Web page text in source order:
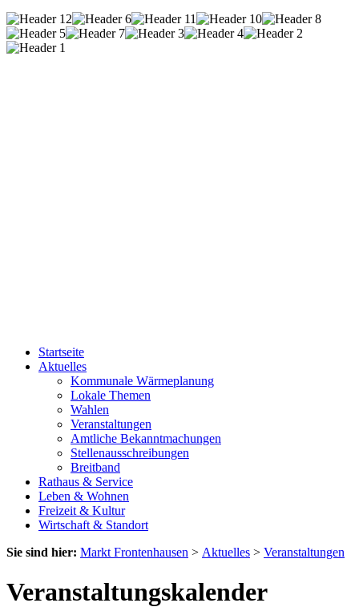
Startseite
Aktuelles
Kommunale Wärmeplanung
Lokale Themen
Wahlen
Veranstaltungen
Amtliche Bekanntmachungen
Stellenausschreibungen
Breitband
Rathaus & Service
Leben & Wohnen
Freizeit & Kultur
Wirtschaft & Standort
Sie sind hier: Markt Frontenhausen > Aktuelles > Veranstaltungen
Veranstaltungskalender